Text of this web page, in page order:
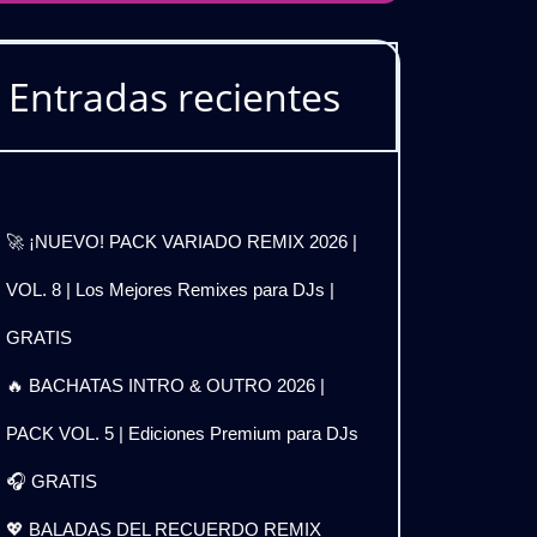
Entradas recientes
🚀 ¡NUEVO! PACK VARIADO REMIX 2026 |
VOL. 8 | Los Mejores Remixes para DJs |
GRATIS
🔥 BACHATAS INTRO & OUTRO 2026 |
PACK VOL. 5 | Ediciones Premium para DJs
🎧 GRATIS
💖 BALADAS DEL RECUERDO REMIX